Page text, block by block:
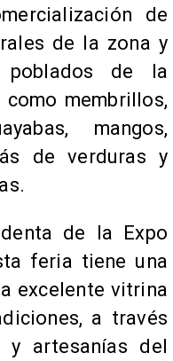
de
de la zona y
poblados de la
membrillos,
mangos,
de verduras y
de la Expo
feria tiene una
excelente vitrina
a través
y artesanías del